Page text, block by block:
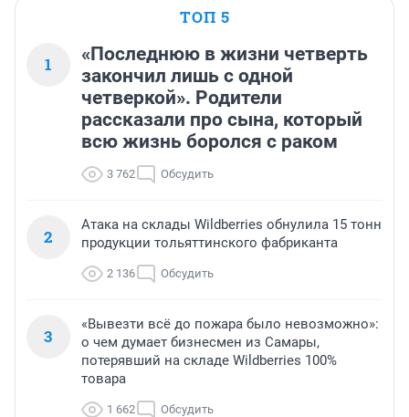
ТОП 5
1
«Последнюю в жизни четверть
закончил лишь с одной
четверкой». Родители
рассказали про сына, который
всю жизнь боролся с раком
3 762 Обсудить
2
Атака на склады Wildberries обнулила 15 тонн
продукции тольяттинского фабриканта
2 136 Обсудить
3
«Вывезти всё до пожара было невозможно»:
о чем думает бизнесмен из Самары,
потерявший на складе Wildberries 100%
товара
1 662 Обсудить